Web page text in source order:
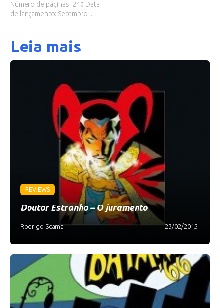
Número de páginas: 240 Data
de lançamento: Setembro…
Leia mais
REVIEWS
Doutor Estranho – O juramento
Rodrigo Scama 23/02/2015